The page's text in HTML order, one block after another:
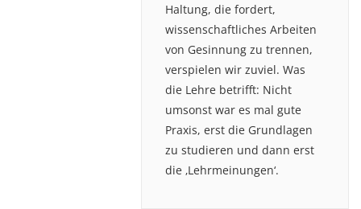
Haltung, die fordert,
wissenschaftliches Arbeiten
von Gesinnung zu trennen,
verspielen wir zuviel. Was
die Lehre betrifft: Nicht
umsonst war es mal gute
Praxis, erst die Grundlagen
zu studieren und dann erst
die ‚Lehrmeinungen‘.